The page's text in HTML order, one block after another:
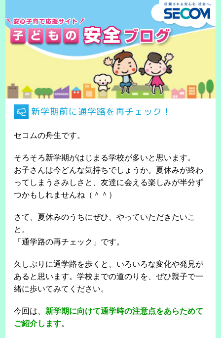
新学期前に通学路を再チェック！
セコムの舟生です。
そろそろ新学期がはじまる学校が多いと思います。
お子さんは今どんな気持ちでしょうか。夏休みが終わ
ってしまうさみしさと、友達に会える楽しみが半分ず
つかもしれませんね（＾＾）
さて、夏休みのうちにぜひ、やっていただきたいこ
と。
「通学路の再チェック」です。
久しぶりに通学路を歩くと、いろいろな変化や発見が
あると思います。学校までの道のりを、ぜひ親子で一
緒に歩いてみてください。
今回は、新学期に向けて通学時の注意点をあらためて
ご紹介します。